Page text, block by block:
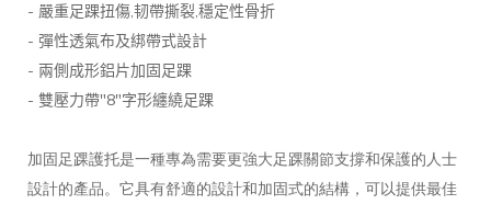
- 嚴重足踝扭傷,韧帶撕裂,穩定性骨折
- 彈性透氣布及綁帶式設計
- 兩側成形鋁片加固足踝
- 雙壓力帶"8"字形纏繞足踝
加固足踝護托是一種專為需要更強大足踝關節支撐和保護的人士
設計的產品。它具有舒適的設計和加固式的結構，可以提供最佳